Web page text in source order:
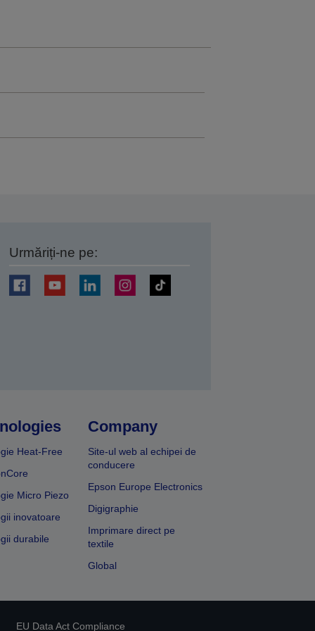
Urmăriți-ne pe:
Heat-Free
Micro Piezo
inovatoare
durabile
Company
Site-ul web al echipei de
conducere
Epson Europe Electronics
Digigraphie
Imprimare direct pe
textile
Global
EU Data Act Compliance